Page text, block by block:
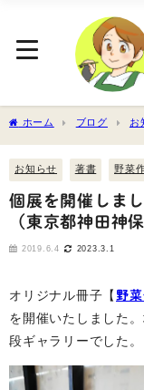
ホーム ブログ お
お知らせ 著書 野菜
個展を開催しま
（東京都神田神保
2019.6.4 2023.3.1
オリジナル冊子【 野
を開催いたしました
段ギャラリーでした。